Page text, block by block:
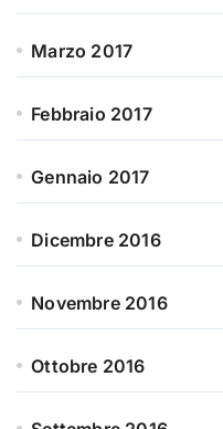
Marzo 2017
Febbraio 2017
Gennaio 2017
Dicembre 2016
Novembre 2016
Ottobre 2016